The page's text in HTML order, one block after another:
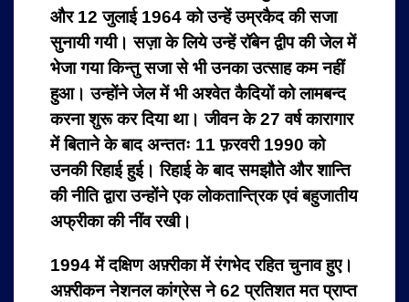
और 12 जुलाई 1964 को उन्हें उम्रकैद की सजा
सुनायी गयी। सज़ा के लिये उन्हें रॉबेन द्वीप की जेल में
भेजा गया किन्तु सजा से भी उनका उत्साह कम नहीं
हुआ। उन्होंने जेल में भी अश्वेत कैदियों को लामबन्द
करना शुरू कर दिया था। जीवन के 27 वर्ष कारागार
में बिताने के बाद अन्ततः 11 फ़रवरी 1990 को
उनकी रिहाई हुई। रिहाई के बाद समझौते और शान्ति
की नीति द्वारा उन्होंने एक लोकतान्त्रिक एवं बहुजातीय
अफ्रीका की नींव रखी।
1994 में दक्षिण अफ़्रीका में रंगभेद रहित चुनाव हुए।
अफ़्रीकन नेशनल कांग्रेस ने 62 प्रतिशत मत प्राप्त